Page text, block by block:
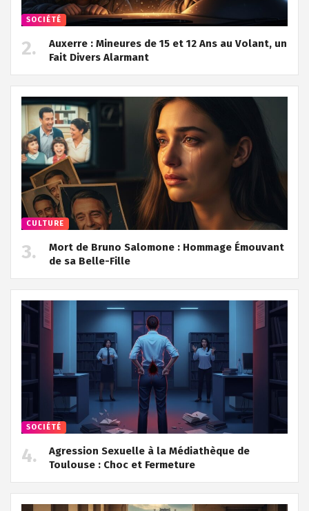
SOCIÉTÉ
Auxerre : Mineures de 15 et 12 Ans au Volant, un
Fait Divers Alarmant
CULTURE
Mort de Bruno Salomone : Hommage Émouvant
de sa Belle-Fille
SOCIÉTÉ
Agression Sexuelle à la Médiathèque de
Toulouse : Choc et Fermeture